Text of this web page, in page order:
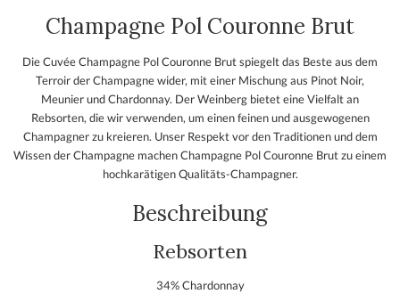
Champagne Pol Couronne Brut
Die Cuvée Champagne Pol Couronne Brut spiegelt das Beste aus dem
Terroir der Champagne wider, mit einer Mischung aus Pinot Noir,
Meunier und Chardonnay. Der Weinberg bietet eine Vielfalt an
Rebsorten, die wir verwenden, um einen feinen und ausgewogenen
Champagner zu kreieren. Unser Respekt vor den Traditionen und dem
Wissen der Champagne machen Champagne Pol Couronne Brut zu einem
hochkarätigen Qualitäts-Champagner.
Beschreibung
Rebsorten
34% Chardonnay